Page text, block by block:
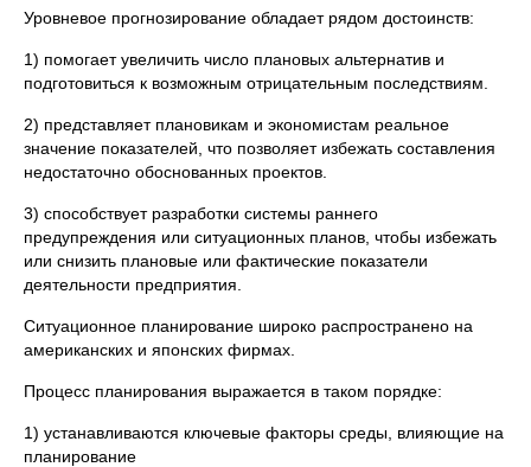
Уровневое прогнозирование обладает рядом достоинств:
1) помогает увеличить число плановых альтернатив и
подготовиться к возможным отрицательным последствиям.
2) представляет плановикам и экономистам реальное
значение показателей, что позволяет избежать составления
недостаточно обоснованных проектов.
3) способствует разработки системы раннего
предупреждения или ситуационных планов, чтобы избежать
или снизить плановые или фактические показатели
деятельности предприятия.
Ситуационное планирование широко распространено на
американских и японских фирмах.
Процесс планирования выражается в таком порядке:
1) устанавливаются ключевые факторы среды, влияющие на
планирование